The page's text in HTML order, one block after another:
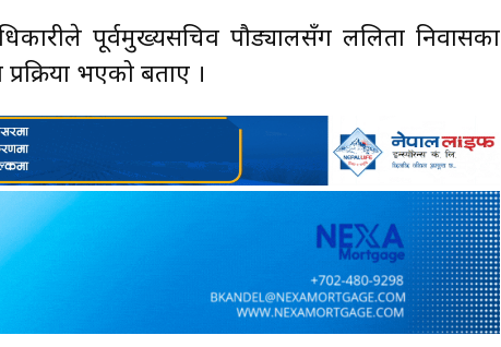
पूर्वमुख्यसचिव पौड्यालसँग ललिता निवासका
भएको बताए ।